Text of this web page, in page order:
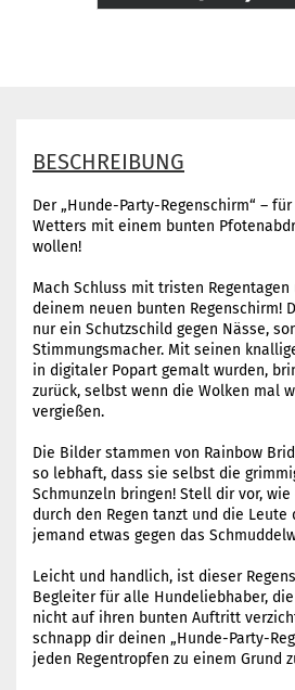
BESCHREIBUNG
Der „Hunde-Party-Regenschirm“ –
Wetters mit einem bunten
wollen!
Mach Schluss mit tristen Regentagen
deinem neuen bunten Regenschirm!
nur ein Schutzschild gegen Nässe,
Stimmungsmacher. Mit seinen
in digitaler Popart gemalt wurden,
zurück, selbst wenn die Wolken mal
vergießen.
Die Bilder stammen von Rainbow
so lebhaft, dass sie selbst die
Schmunzeln bringen! Stell dir vor,
durch den Regen tanzt und die Leute
jemand etwas gegen das
Leicht und handlich, ist dieser
Begleiter für alle Hundeliebhaber,
nicht auf ihren bunten Auftritt
schnapp dir deinen „Hunde-Party-
jeden Regentropfen zu einem Grund